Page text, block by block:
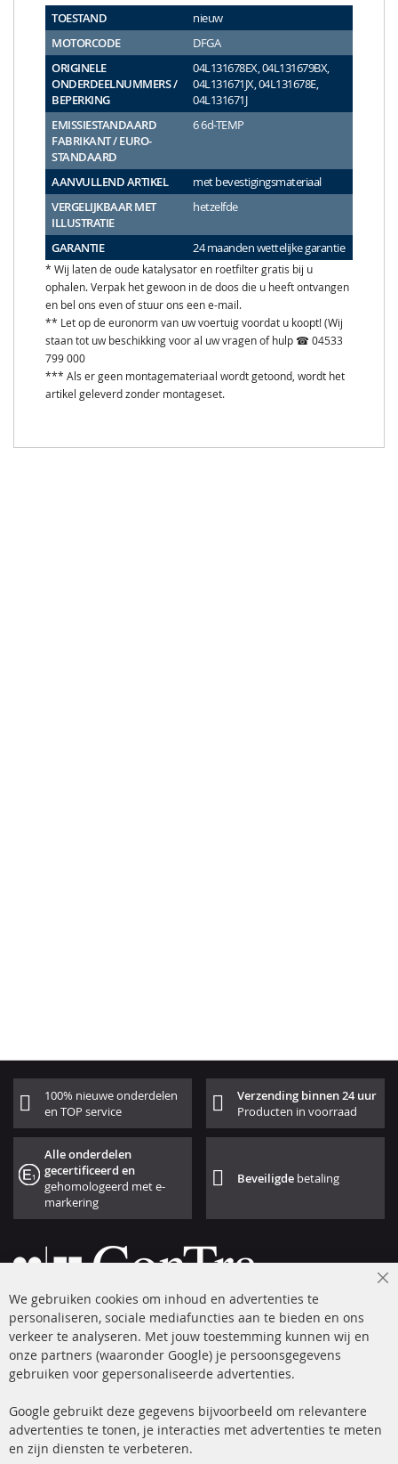
TOESTAND
nieuw
MOTORCODE
DFGA
ORIGINELE
ONDERDEELNUMMERS /
BEPERKING
04L131678EX, 04L131679BX,
04L131671JX, 04L131678E,
04L131671J
EMISSIESTANDAARD
FABRIKANT / EURO-
STANDAARD
6 6d-TEMP
AANVULLEND ARTIKEL
met bevestigingsmateriaal
VERGELIJKBAAR MET
ILLUSTRATIE
hetzelfde
GARANTIE 24 maanden wettelijke garantie
* Wij laten de oude katalysator en roetfilter gratis bij u
ophalen. Verpak het gewoon in de doos die u heeft ontvangen
en bel ons even of stuur ons een e-mail.
** Let op de euronorm van uw voertuig voordat u koopt! (Wij
staan tot uw beschikking voor al uw vragen of hulp ☎ 04533
799 000
*** Als er geen montagemateriaal wordt getoond, wordt het
artikel geleverd zonder montageset.
100% nieuwe onderdelen
en TOP service
Verzending binnen 24 uur
Producten in voorraad
Alle onderdelen
gecertificeerd en
gehomologeerd met e-
markering
Beveiligde betaling
+49 (0) 4533 799 00 0
ma-do: 09-17 u, vr Fr 09-16 u
info@contra-automotive.de
facebook
instagram
Snelle links Kundenservice
We gebruiken cookies om inhoud en advertenties te
personaliseren, sociale mediafuncties aan te bieden en ons
verkeer te analyseren. Met jouw toestemming kunnen wij en
onze partners (waaronder Google) je persoonsgegevens
gebruiken voor gepersonaliseerde advertenties.
Google gebruikt deze gegevens bijvoorbeeld om relevantere
advertenties te tonen, je interacties met advertenties te meten
en zijn diensten te verbeteren.